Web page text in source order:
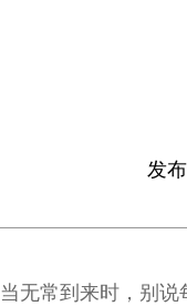
发
当无常到来时，别